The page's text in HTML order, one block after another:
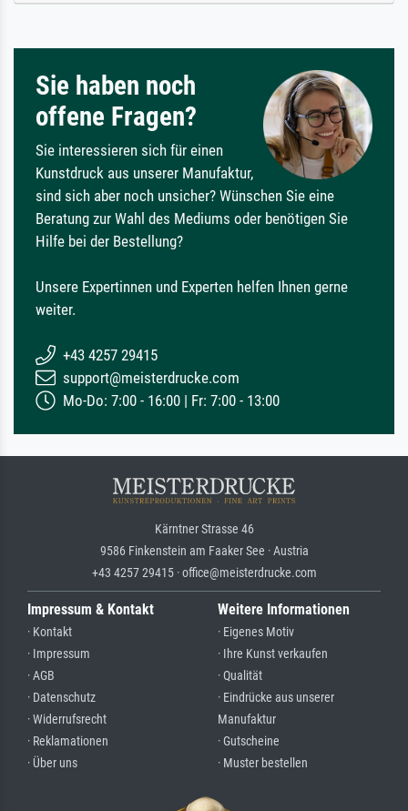
Sie haben noch
offene Fragen?
Sie interessieren sich für einen
Kunstdruck aus unserer Manufaktur,
sind sich aber noch unsicher? Wünschen Sie eine
Beratung zur Wahl des Mediums oder benötigen Sie
Hilfe bei der Bestellung?
Unsere Expertinnen und Experten helfen Ihnen gerne
weiter.
+43 4257 29415
support@meisterdrucke.com
Mo-Do: 7:00 - 16:00 | Fr: 7:00 - 13:00
Kärntner Strasse 46
9586 Finkenstein am Faaker See · Austria
+43 4257 29415 · office@meisterdrucke.com
Impressum & Kontakt
· Kontakt
· Impressum
· AGB
· Datenschutz
· Widerrufsrecht
· Reklamationen
· Über uns
Weitere Informationen
· Eigenes Motiv
· Ihre Kunst verkaufen
· Qualität
· Eindrücke aus unserer
Manufaktur
· Gutscheine
· Muster bestellen